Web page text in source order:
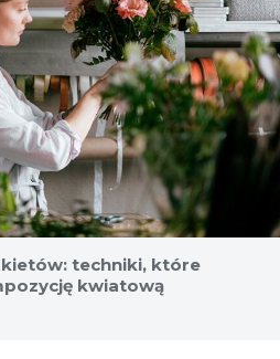
techniki, które
kwiatową